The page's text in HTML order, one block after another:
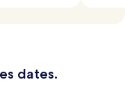
dates.